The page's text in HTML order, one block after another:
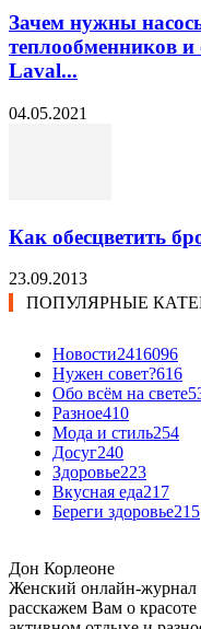
Зачем нужны
теплообменников и
Laval...
04.05.2021
Как обесцветить
23.09.2013
ПОПУЛЯРНЫЕ
Новости2416096
Нужен совет?616
Обо всём на свете
Разное410
Мода и стиль254
Досуг240
Здоровье223
Вкусная еда217
Береги здоровье215
Дон Корлеоне
Женский онлайн-
расскажем Вам о